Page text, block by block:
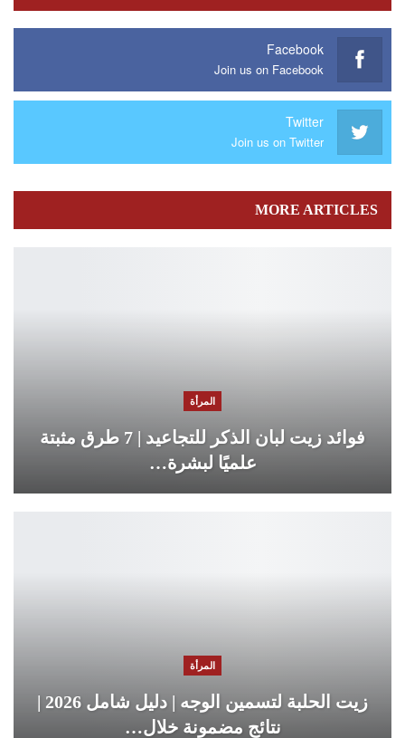
Facebook
Join us on Facebook
Twitter
Join us on Twitter
MORE ARTICLES
المرأة
فوائد زيت لبان الذكر للتجاعيد | 7 طرق مثبتة
علميًا لبشرة…
المرأة
زيت الحلبة لتسمين الوجه | دليل شامل 2026 |
نتائج مضمونة خلال…